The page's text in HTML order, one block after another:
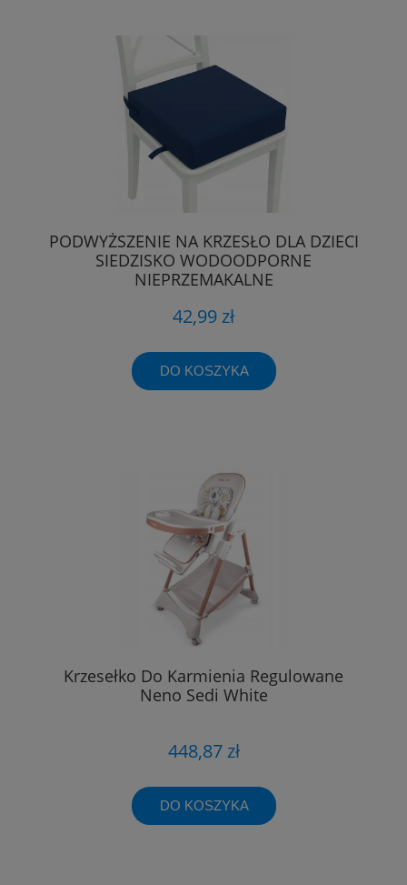
PODWYŻSZENIE NA KRZESŁO DLA DZIECI
SIEDZISKO WODOODPORNE
NIEPRZEMAKALNE
42,99 zł
DO KOSZYKA
Krzesełko Do Karmienia Regulowane
Neno Sedi White
448,87 zł
DO KOSZYKA